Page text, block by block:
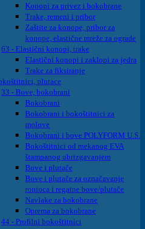
Konopi za privez i bokobrane
Trake, remeni i pribor
Zaštite za konope, pribor za
konope, elastične mreže za ograde
63 - Elastični konopi, trake
Elastični konopi i zaklopi za jedra
Trake za fiksiranje
plutace
33 - Bove, bokobrani
Bokobrani
Bokobrani i bokoštitnici za
molove
Bokobrani i bove POLYFORM U.S.
Bokoštitnici od mekanog EVA
štampanog ubrizgavanjem
Bove i plutače
Bove i plutače za označavanje
ronioca i regatne bove/plutače
Navlake za bokobrane
Oprema za bokobrane
44 - Profilni bokoštitnici